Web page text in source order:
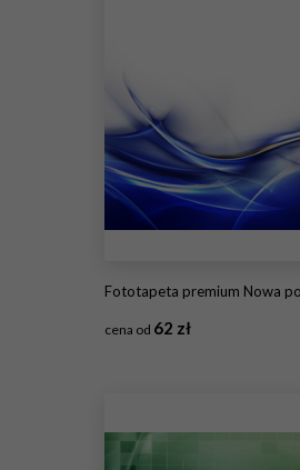
Fototapeta premium Nowa popularna
cena od 62 zł